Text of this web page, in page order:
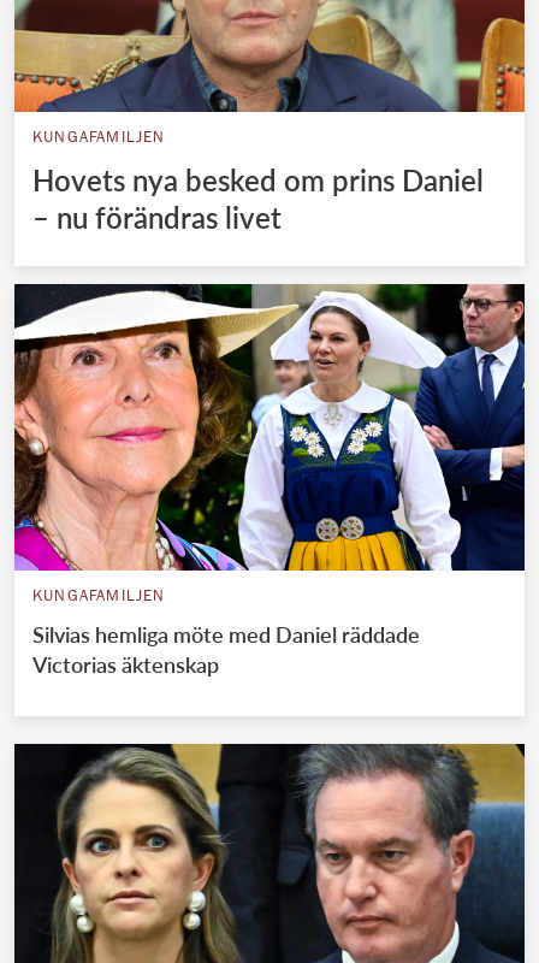
KUNGAFAMILJEN
Hovets nya besked om prins Daniel
– nu förändras livet
KUNGAFAMILJEN
Silvias hemliga möte med Daniel räddade
Victorias äktenskap